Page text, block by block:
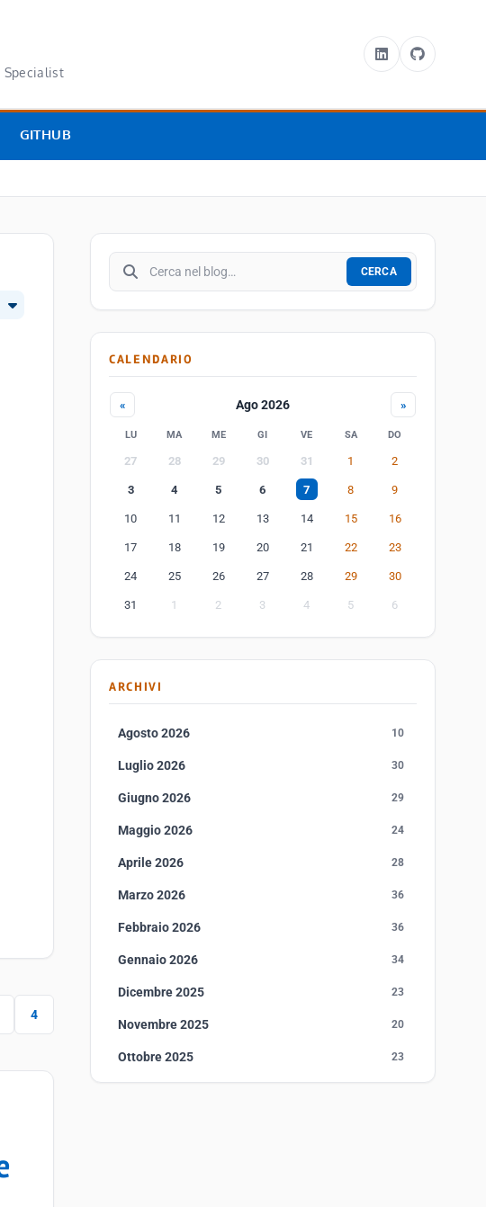
Specialist
GITHUB
4
Cerca nel blog
CERCA
CALENDARIO
« Ago 2026 »
LU MA ME GI VE SA DO
27 28 29 30 31 1 2
3 4 5 6 7 8 9
10 11 12 13 14 15 16
17 18 19 20 21 22 23
24 25 26 27 28 29 30
31 1 2 3 4 5 6
ARCHIVI
Agosto 2026 10
Luglio 2026 30
Giugno 2026 29
Maggio 2026 24
Aprile 2026 28
Marzo 2026 36
Febbraio 2026 36
Gennaio 2026 34
Dicembre 2025 23
Novembre 2025 20
Ottobre 2025 23